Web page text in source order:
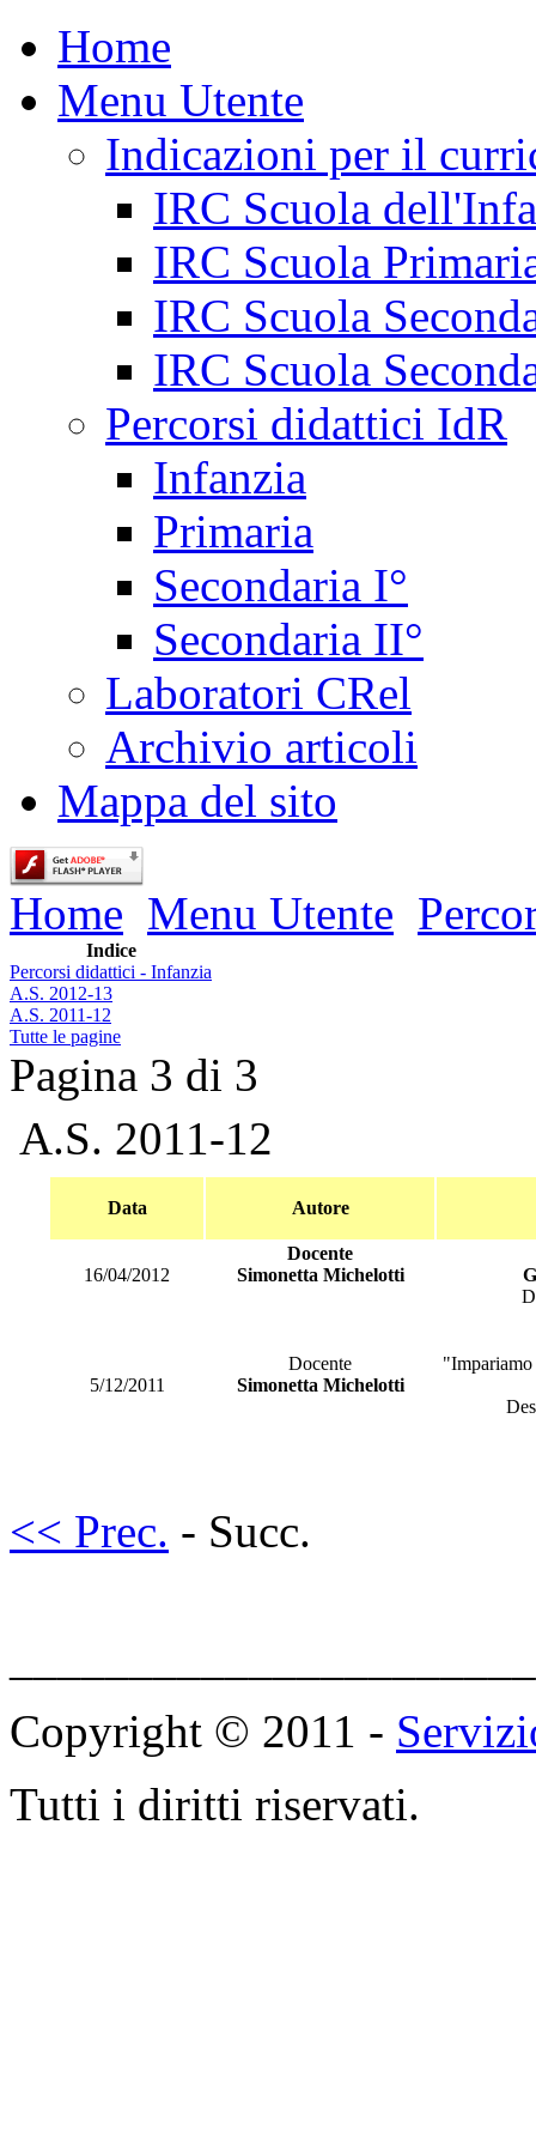
Home
Menu Utente
Indicazioni per il
IRC Scuola
IRC Scuola
IRC Scuola
IRC Scuola
Percorsi didattici IdR
Infanzia
Primaria
Secondaria I°
Secondaria II°
Laboratori CRel
Archivio articoli
Mappa del sito
Home Menu Utente
Indice
Percorsi didattici - Infanzia
A.S. 2012-13
A.S. 2011-12
Tutte le pagine
Pagina 3 di 3
A.S. 2011-12
Data Autore
16/04/2012
Docente
Simonetta Michelotti
5/12/2011
Docente
Simonetta Michelotti
"Impariamo
<< Prec. - Succ.
Copyright © 2011 -
Tutti i diritti riservati.